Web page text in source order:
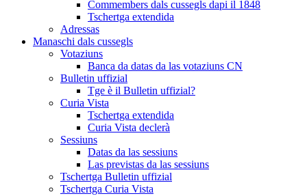
Commembers dals cussegls dapi il 1848
Tschertga extendida
Adressas
Manaschi dals cussegls
Votaziuns
Banca da datas da las votaziuns CN
Bulletin uffizial
Tge è il Bulletin uffizial?
Curia Vista
Tschertga extendida
Curia Vista declerà
Sessiuns
Datas da las sessiuns
Las previstas da las sessiuns
Tschertga Bulletin uffizial
Tschertga Curia Vista